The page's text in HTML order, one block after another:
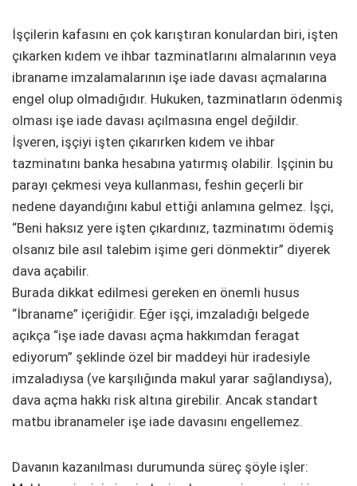
İşçilerin kafasını en çok karıştıran konulardan biri, işten
çıkarken kıdem ve ihbar tazminatlarını almalarının veya
ibraname imzalamalarının işe iade davası açmalarına
engel olup olmadığıdır. Hukuken, tazminatların ödenmiş
olması işe iade davası açılmasına engel değildir.
İşveren, işçiyi işten çıkarırken kıdem ve ihbar
tazminatını banka hesabına yatırmış olabilir. İşçinin bu
parayı çekmesi veya kullanması, feshin geçerli bir
nedene dayandığını kabul ettiği anlamına gelmez. İşçi,
“Beni haksız yere işten çıkardınız, tazminatımı ödemiş
olsanız bile asıl talebim işime geri dönmektir” diyerek
dava açabilir.
Burada dikkat edilmesi gereken en önemli husus
“İbraname” içeriğidir. Eğer işçi, imzaladığı belgede
açıkça “işe iade davası açma hakkımdan feragat
ediyorum” şeklinde özel bir maddeyi hür iradesiyle
imzaladıysa (ve karşılığında makul yarar sağlandıysa),
dava açma hakkı risk altına girebilir. Ancak standart
matbu ibranameler işe iade davasını engellemez.
Davanın kazanılması durumunda süreç şöyle işler: